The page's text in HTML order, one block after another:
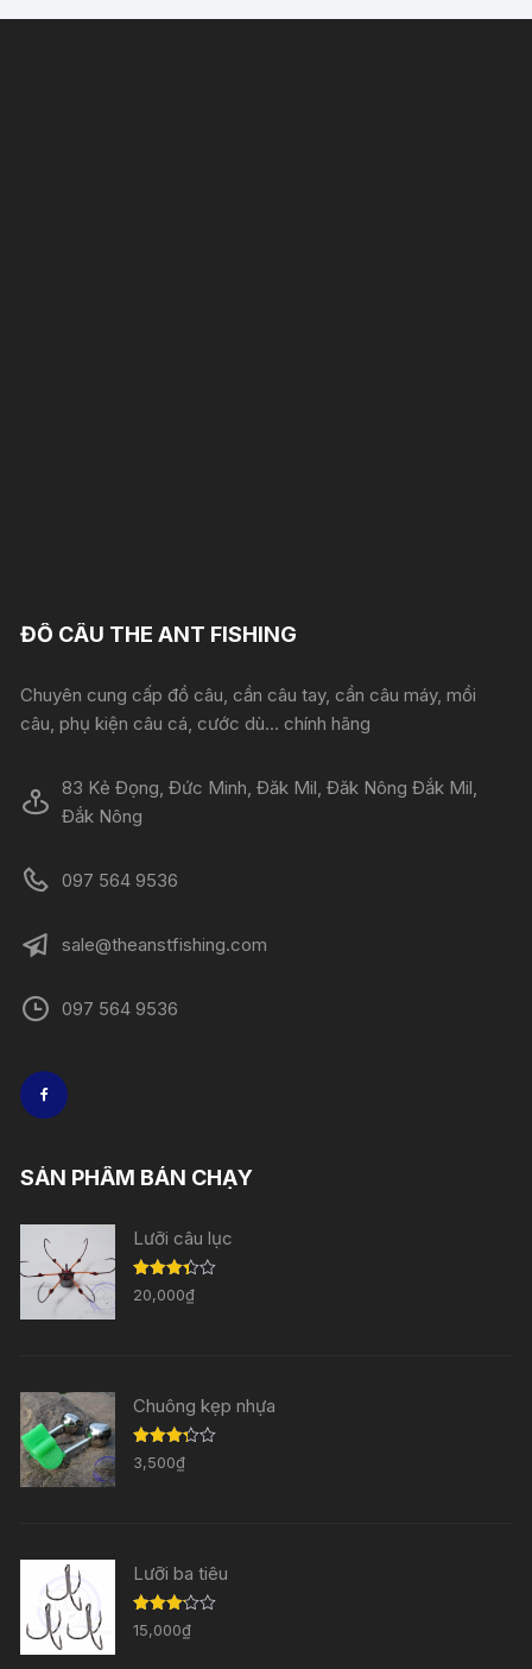
ĐỒ CÂU THE ANT FISHING
Chuyên cung cấp đồ câu, cần câu tay, cần câu máy, mồi
câu, phụ kiện câu cá, cước dù... chính hãng
83 Kẻ Đọng, Đức Minh, Đăk Mil, Đăk Nông Đắk Mil,
Đắk Nông
097 564 9536
sale@theanstfishing.com
097 564 9536
SẢN PHẨM BÁN CHẠY
Lưỡi câu lục
Được
xếp
20,000₫
Chuông kẹp nhựa
Được
xếp
3,500₫
Lưỡi ba tiêu
Được
xếp
15,000₫